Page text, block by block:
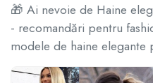
🎁 Ai nevoie de Haine
- recomandări pentru
modele de haine